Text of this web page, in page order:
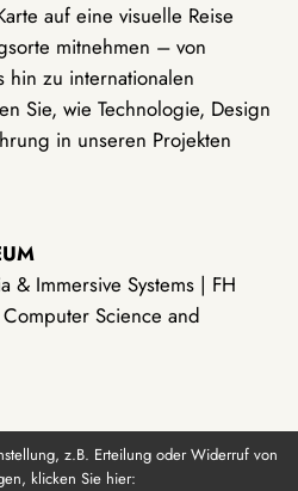
auf eine visuelle Reise
mitnehmen – von
zu internationalen
Sie, wie Technologie, Design
in unseren Projekten
Immersive Systems | FH
Science and
z.B. Erteilung oder Widerruf von
klicken Sie hier: